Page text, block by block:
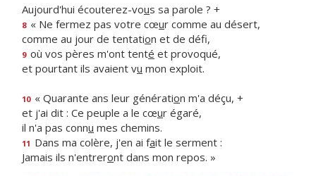
Aujourd'hui écouterez-vous sa parole ? +
8 « Ne fermez pas votre cœur comme au désert,
comme au jour de tentation et de défi,
9 où vos pères m'ont tenté et provoqué,
et pourtant ils avaient vu mon exploit.
10 « Quarante ans leur génération m'a déçu, +
et j'ai dit : Ce peuple a le cœur égaré,
il n'a pas connu mes chemins.
11 Dans ma colère, j'en ai fait le serment :
Jamais ils n'entreront dans mon repos. »